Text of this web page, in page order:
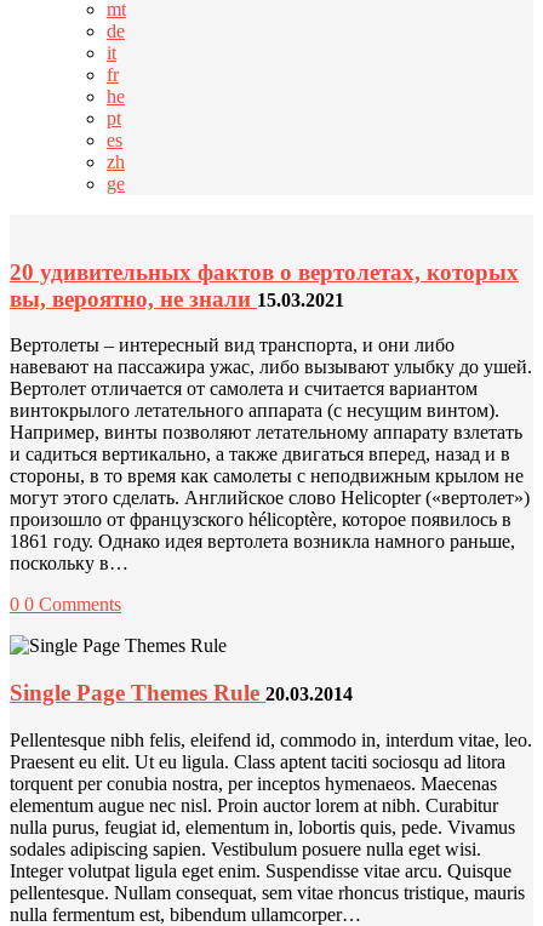
mt
de
it
fr
he
pt
es
zh
ge
20 удивительных фактов о вертолетах, которых
вы, вероятно, не знали 15.03.2021
Вертолеты – интересный вид транспорта, и они либо
навевают на пассажира ужас, либо вызывают улыбку до ушей.
Вертолет отличается от самолета и считается вариантом
винтокрылого летательного аппарата (с несущим винтом).
Например, винты позволяют летательному аппарату взлетать
и садиться вертикально, а также двигаться вперед, назад и в
стороны, в то время как самолеты с неподвижным крылом не
могут этого сделать. Английское слово Helicopter («вертолет»)
произошло от французского hélicoptère, которое появилось в
1861 году. Однако идея вертолета возникла намного раньше,
поскольку в…
0 0 Comments
Single Page Themes Rule 20.03.2014
Pellentesque nibh felis, eleifend id, commodo in, interdum vitae, leo.
Praesent eu elit. Ut eu ligula. Class aptent taciti sociosqu ad litora
torquent per conubia nostra, per inceptos hymenaeos. Maecenas
elementum augue nec nisl. Proin auctor lorem at nibh. Curabitur
nulla purus, feugiat id, elementum in, lobortis quis, pede. Vivamus
sodales adipiscing sapien. Vestibulum posuere nulla eget wisi.
Integer volutpat ligula eget enim. Suspendisse vitae arcu. Quisque
pellentesque. Nullam consequat, sem vitae rhoncus tristique, mauris
nulla fermentum est, bibendum ullamcorper…